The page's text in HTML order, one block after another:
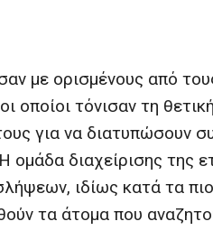
με ορισμένους από
οποίοι τόνισαν τη
για να διατυπώσουν
διαχείρισης της
ιδίως κατά τα
τα άτομα που